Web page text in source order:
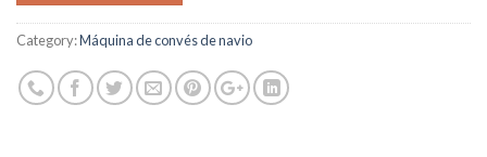
Category:Máquina de convés de navio